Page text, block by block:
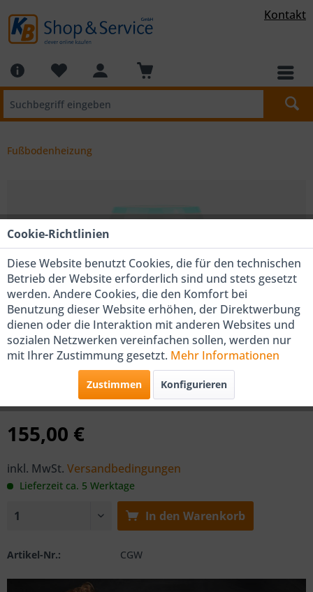
Kontakt
Fußbodenheizung
COSMO Gateway CGW Smart-
Home per Cloud steuern
155,00 €
inkl. MwSt. Versandbedingungen
Lieferzeit ca. 5 Werktage
In den Warenkorb
Artikel-Nr.: CGW
Cookie-Richtlinien
Diese Website benutzt Cookies, die für den technischen
Betrieb der Website erforderlich sind und stets gesetzt
werden. Andere Cookies, die den Komfort bei
Benutzung dieser Website erhöhen, der Direktwerbung
dienen oder die Interaktion mit anderen Websites und
sozialen Netzwerken vereinfachen sollen, werden nur
mit Ihrer Zustimmung gesetzt. Mehr Informationen
Zustimmen Konfigurieren